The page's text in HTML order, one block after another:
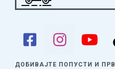
ДОБИВАЈТЕ ПОПУСТИ И